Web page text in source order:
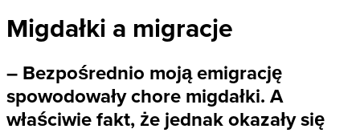
Migdałki a migracje
– Bezpośrednio moją emigrację
spowodowały chore migdałki. A
właściwie fakt, że jednak okazały się